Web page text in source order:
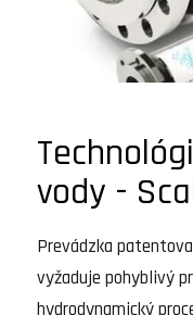
vody -
Prevádzka
vyžaduje pohyblivý
hydrodynamický